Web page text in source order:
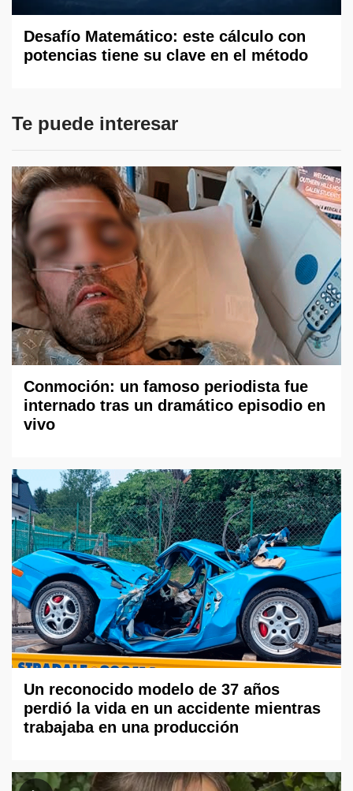
Desafío Matemático: este cálculo con
potencias tiene su clave en el método
Te puede interesar
Conmoción: un famoso periodista fue
internado tras un dramático episodio en
vivo
Un reconocido modelo de 37 años
perdió la vida en un accidente mientras
trabajaba en una producción